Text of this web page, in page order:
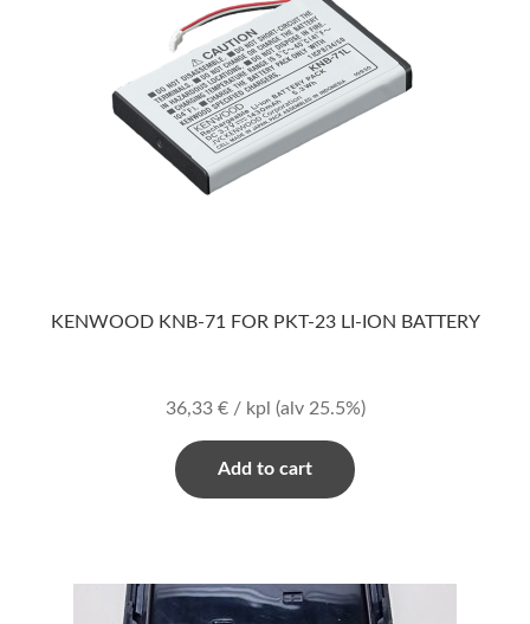
KENWOOD KNB-71 FOR PKT-23 LI-ION BATTERY
36,33 €/ kpl (alv 25.5%)
Add to cart